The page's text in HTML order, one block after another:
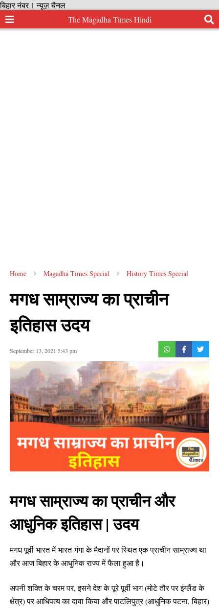
बिहार नंबर 1 न्यूज़ चैनल
The Magadha Times Hindi
Home Magadha Times Special History Times Special
मगध साम्राज्य का प्राचीन
इतिहास उदय
September 13, 2021 5:43 pm
मगध साम्राज्य का प्राचीन और
आधुनिक इतिहास | उदय
मगध पूर्वी भारत में भारत-गंगा के मैदानों पर स्थित एक प्राचीन साम्राज्य था
और आज बिहार के आधुनिक राज्य में फैला हुआ है।
अपनी शक्ति के चरम पर, इसने देश के पूरे पूर्वी भाग (मोटे तौर पर इंग्लैंड के
क्षेत्र) पर आधिपत्य का दावा किया और पाटलिपुत्र (आधुनिक पटना, बिहार)